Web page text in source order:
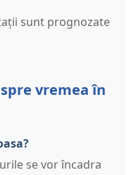
sunt prognozate
vremea în
se vor încadra